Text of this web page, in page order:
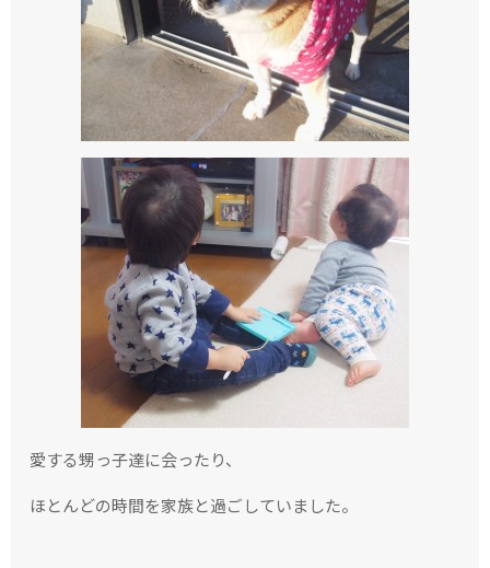
愛する甥っ子達に会ったり、
ほとんどの時間を家族と過ごしていました。